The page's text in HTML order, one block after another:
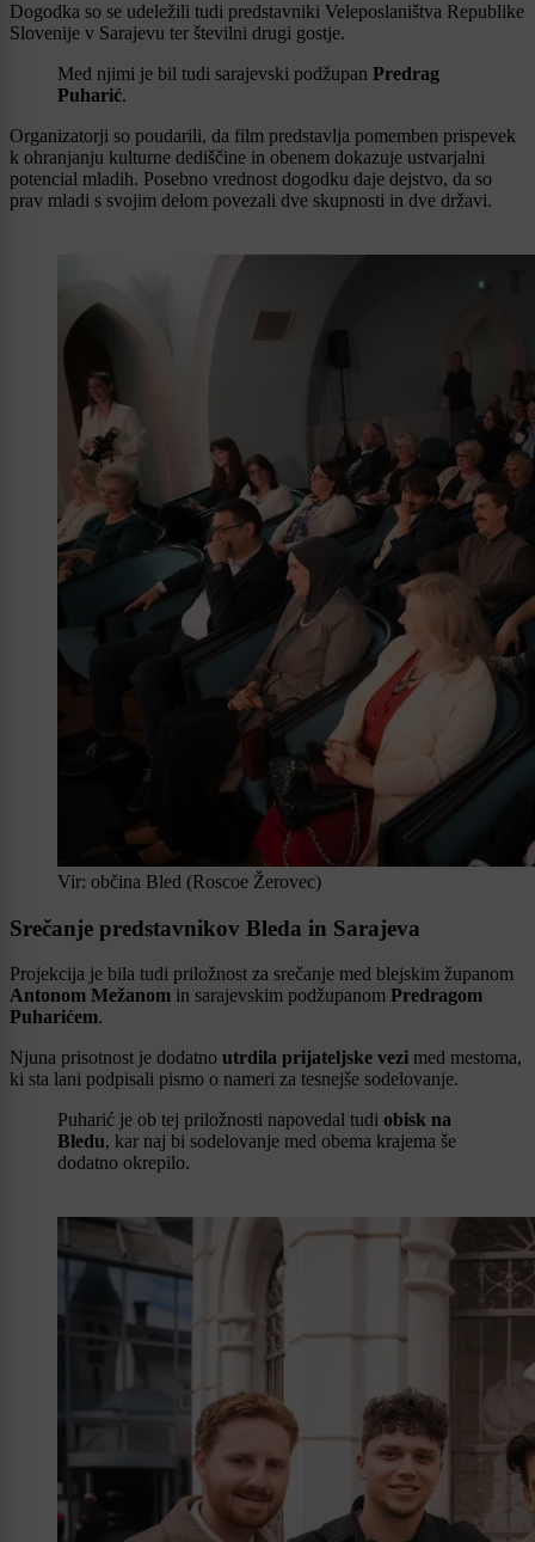
Dogodka so se udeležili tudi predstavniki Veleposlaništva Republike
Slovenije v Sarajevu ter številni drugi gostje.
Med njimi je bil tudi sarajevski podžupan Predrag
Puharić.
Organizatorji so poudarili, da film predstavlja pomemben prispevek
k ohranjanju kulturne dediščine in obenem dokazuje ustvarjalni
potencial mladih. Posebno vrednost dogodku daje dejstvo, da so
prav mladi s svojim delom povezali dve skupnosti in dve državi.
Vir: občina Bled (Roscoe Žerovec)
Srečanje predstavnikov Bleda in Sarajeva
Projekcija je bila tudi priložnost za srečanje med blejskim županom
Antonom Mežanom in sarajevskim podžupanom Predragom
Puharićem.
Njuna prisotnost je dodatno utrdila prijateljske vezi med mestoma,
ki sta lani podpisali pismo o nameri za tesnejše sodelovanje.
Puharić je ob tej priložnosti napovedal tudi obisk na
Bledu, kar naj bi sodelovanje med obema krajema še
dodatno okrepilo.